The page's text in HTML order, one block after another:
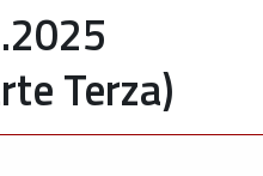
Terza)